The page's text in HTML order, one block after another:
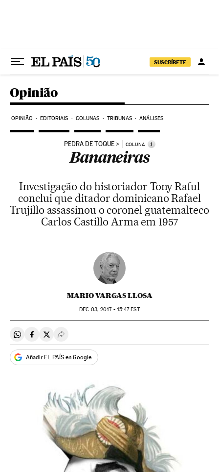
SUSCRÍBETE
Opinião
OPINIÃO EDITORIAIS COLUNAS TRIBUNAS ANÁLISES
PEDRA DE TOQUE COLUNA i
Bananeiras
Investigação do historiador Tony Raful
conclui que ditador dominicano Rafael
Trujillo assassinou o coronel guatemalteco
Carlos Castillo Arma em 1957
MARIO VARGAS LLOSA
DEC 03, 2017 - 15:47EST
Compartir en Whatsapp
Compartir en Facebook
Compartir en Twitter
Desplegar Redes Sociales
Añadir EL PAÍS en Google